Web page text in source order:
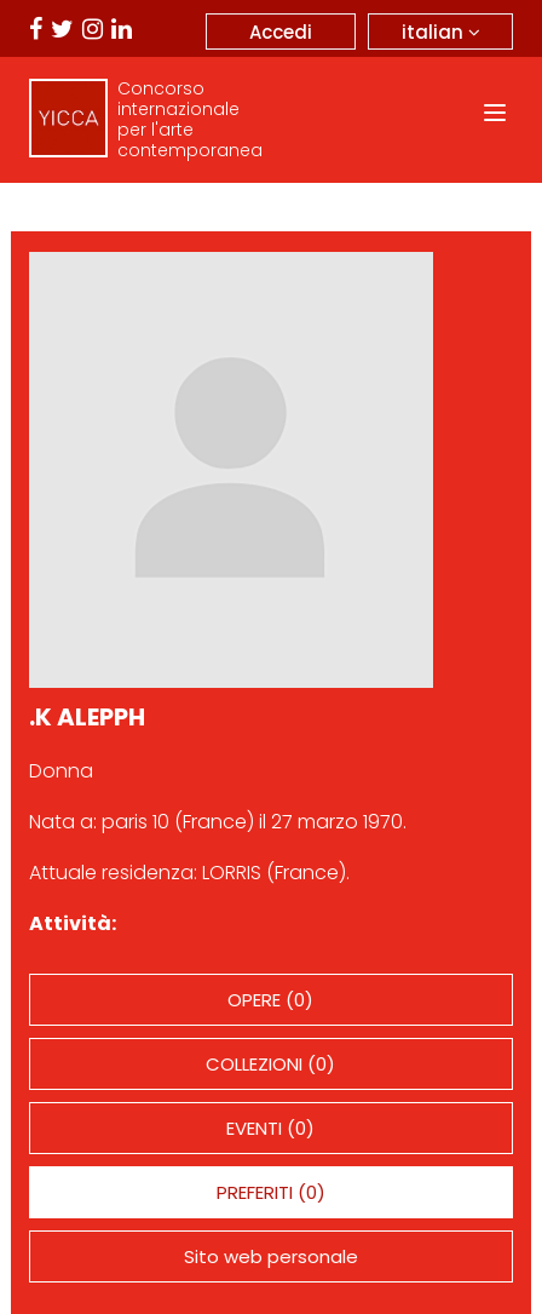
italian
Accedi
Concorso
internazionale
per l'arte
contemporanea
.K ALEPPH
Donna
Nata a: paris 10 (France) il 27 marzo 1970.
Attuale residenza: LORRIS (France).
Attività:
OPERE (0)
COLLEZIONI (0)
EVENTI (0)
PREFERITI (0)
Sito web personale